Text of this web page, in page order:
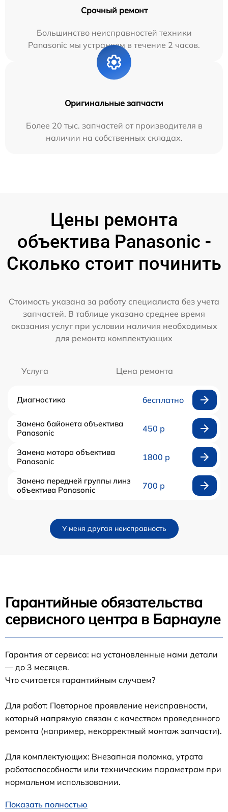
Срочный ремонт
Большинство неисправностей техники
Panasonic мы устраняем в течение 2 часов.
Оригинальные запчасти
Более 20 тыс. запчастей от производителя в
наличии на собственных складах.
Цены ремонта
объектива Panasonic -
Сколько стоит починить
Стоимость указана за работу специалиста без учета
запчастей. В таблице указано среднее время
оказания услуг при условии наличия необходимых
для ремонта комплектующих
Услуга Цена ремонта
Диагностика бесплатно
Замена байонета объектива
Panasonic
450 р
Замена мотора объектива
Panasonic
1800 р
Замена передней группы линз
объектива Panasonic
700 р
У меня другая неисправность
Гарантийные обязательства
сервисного центра в Барнауле
Гарантия от сервиса: на установленные нами детали
— до 3 месяцев.
Что считается гарантийным случаем?
Для работ: Повторное проявление неисправности,
который напрямую связан с качеством проведенного
ремонта (например, некорректный монтаж запчасти).
Для комплектующих: Внезапная поломка, утрата
работоспособности или техническим параметрам при
нормальном использовании.
Показать полностью